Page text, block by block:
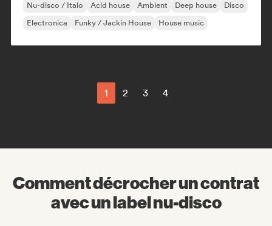
Nu-disco / Italo Acid house Ambient Deep house
Disco
Electronica
Funky / Jackin House House music
1 2 3 4
Comment décrocher un contrat
avec un label nu-disco